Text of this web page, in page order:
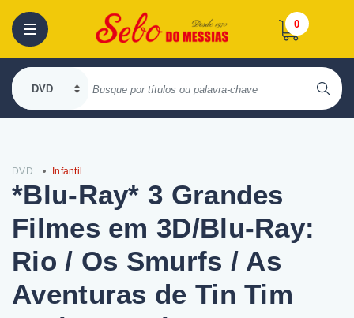
0
DVD Infantil
*Blu-Ray* 3 Grandes
Filmes em 3D/Blu-Ray:
Rio / Os Smurfs / As
Aventuras de Tin Tim